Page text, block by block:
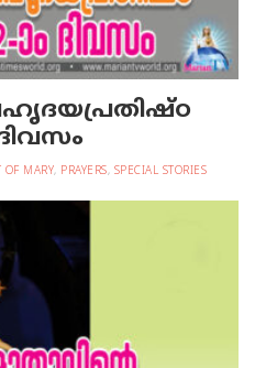
OF MARY, PRAYERS, SPECIAL STORIES